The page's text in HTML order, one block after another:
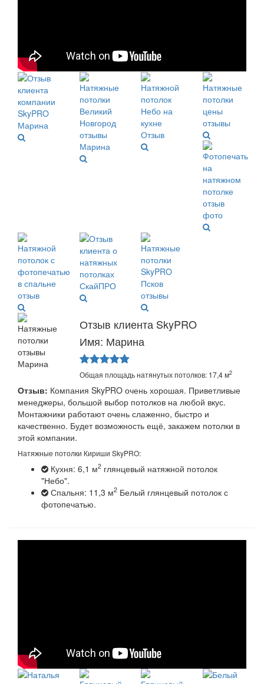
Отзыв клиента SkyPRO
Имя: Марина
Общая площадь натянутых потолков: 17,4 м2
Отзыв: Компания SkyPRO очень хорошая. Приветливые
менеджеры, большой выбор потолков на любой вкус.
Монтажники работают очень слаженно, быстро и
качественно. Будет возможность ещё, закажем потолки в
этой компании.
Натяжные потолки Кириши SkyPRO:
Кухня: 6,1 м2 глянцевый натяжной потолок
"Небо".
Спальня: 11,3 м2 Белый глянцевый потолок с
фотопечатью.